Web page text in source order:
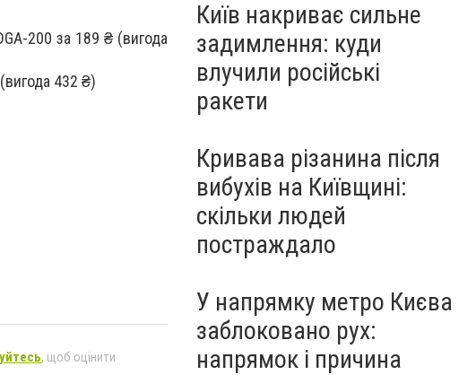
200 за 189 ₴ (вигода
432 ₴)
, щоб оцінити
Київ накриває сильне
задимлення: куди
влучили російські
ракети
Кривава різанина після
вибухів на Київщині:
скільки людей
постраждало
У напрямку метро Києва
заблоковано рух:
напрямок і причина